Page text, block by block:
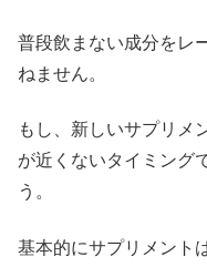
普段飲まない成分をレ
ねません。
もし、新しいサプリメ
が近くないタイミング
う。
基本的にサプリメント